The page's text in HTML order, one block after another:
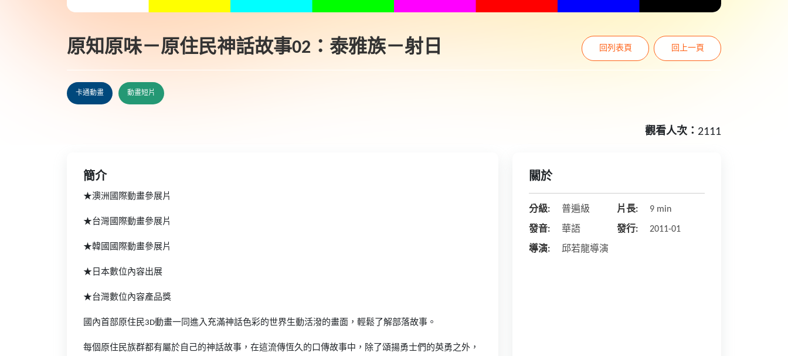
原知原味－原住民神話故事02：泰雅族－射日 回列表頁 回上一頁
卡通動畫 動畫短片
觀看人次： 2111
簡介
★澳洲國際動畫參展片
★台灣國際動畫參展片
★韓國國際動畫參展片
★日本數位內容出展
★台灣數位內容產品獎
國內首部原住民3D動畫一同進入充滿神話色彩的世界生動活潑的畫面，輕鬆了解部落故事。
每個原住民族群都有屬於自己的神話故事，在這流傳恆久的口傳故事中，除了頌揚勇士們的英勇之外，
關於
分級: 普遍級 片長: 9 min
發音: 華語 發行: 2011-01
導演: 邱若龍導演